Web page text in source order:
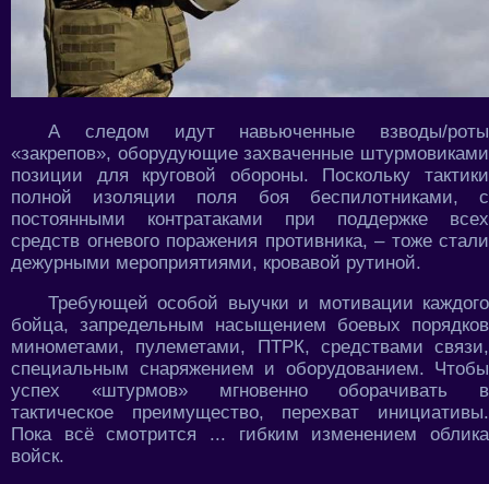
А следом идут навьюченные взводы/роты
«закрепов», оборудующие захваченные штурмовиками
позиции для круговой обороны. Поскольку тактики
полной изоляции поля боя беспилотниками, с
постоянными контратаками при поддержке всех
средств огневого поражения противника, – тоже стали
дежурными мероприятиями, кровавой рутиной.
Требующей особой выучки и мотивации каждого
бойца, запредельным насыщением боевых порядков
минометами, пулеметами, ПТРК, средствами связи,
специальным снаряжением и оборудованием. Чтобы
успех «штурмов» мгновенно оборачивать в
тактическое преимущество, перехват инициативы.
Пока всё смотрится ... гибким изменением облика
войск.